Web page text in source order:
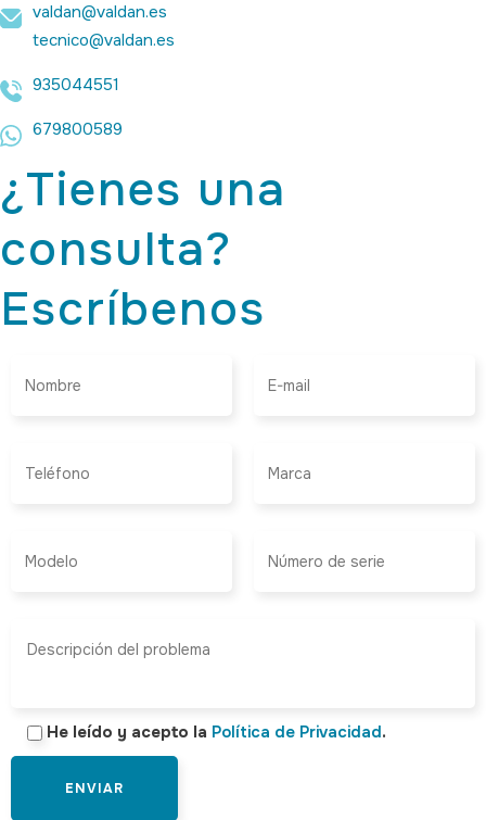
valdan@valdan.es
tecnico@valdan.es
935044551
679800589
¿Tienes una
consulta?
Escríbenos
He leído y acepto la Política de Privacidad.